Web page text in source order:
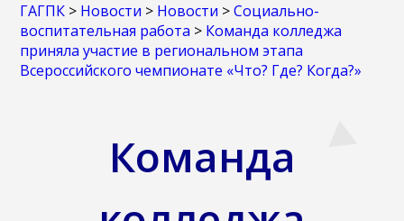
ГАГПК > Новости > Новости >Социально-
воспитательная работа > Команда колледжа
приняла участие в региональном этапа
Всероссийского чемпионате «Что? Где? Когда?»
Команда